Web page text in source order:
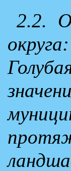
2.2.
округа: